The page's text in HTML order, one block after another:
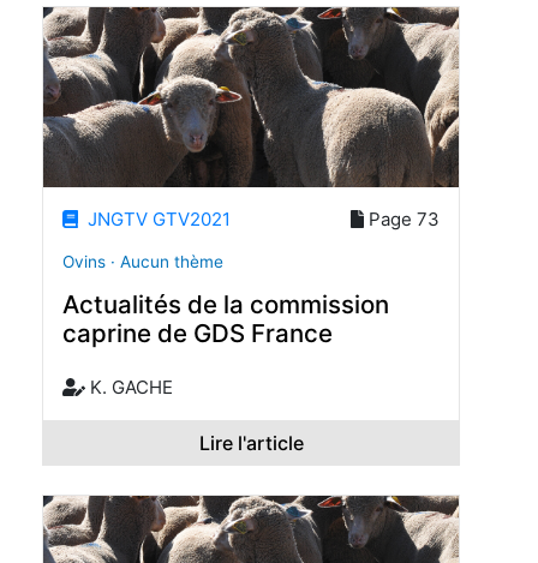
JNGTV GTV2021 Page 73
Ovins · Aucun thème
Actualités de la commission
caprine de GDS France
K. GACHE
Lire l'article